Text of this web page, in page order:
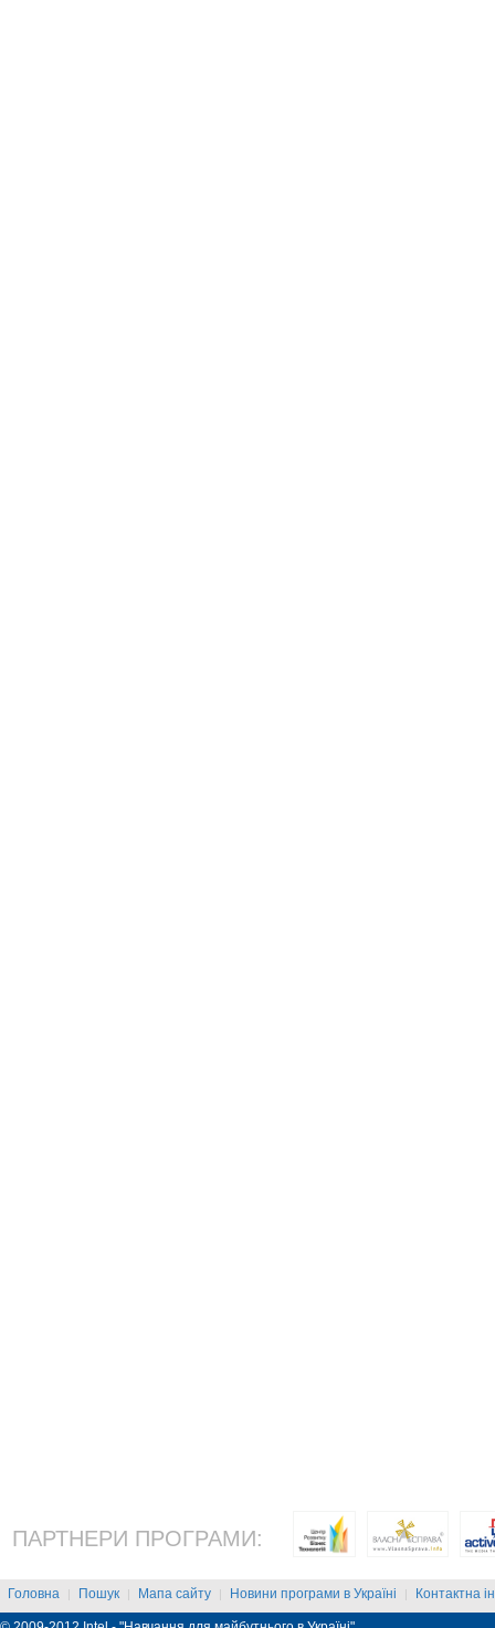
ПАРТНЕРИ ПРОГРАМИ:
Головна | Пошук | Мапа сайту | Новини програми в Україні | Контактна